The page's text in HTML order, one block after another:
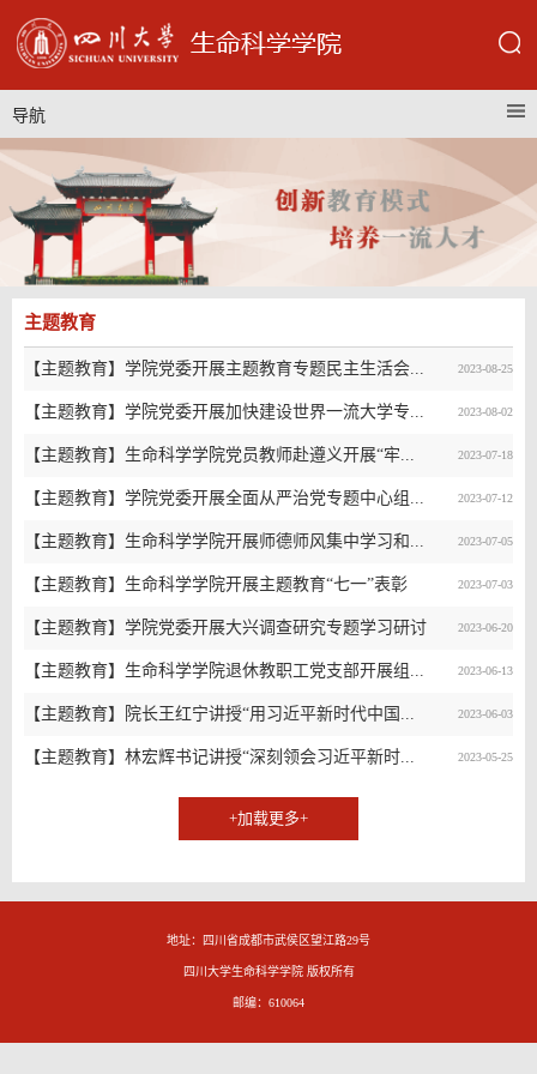
导航
主题教育
2023-08-25
【主题教育】学院党委开展主题教育专题民主生活会...
2023-08-02
【主题教育】学院党委开展加快建设世界一流大学专...
2023-07-18
【主题教育】生命科学学院党员教师赴遵义开展“牢...
2023-07-12
【主题教育】学院党委开展全面从严治党专题中心组...
2023-07-05
【主题教育】生命科学学院开展师德师风集中学习和...
2023-07-03
【主题教育】生命科学学院开展主题教育“七一”表彰
2023-06-20
【主题教育】学院党委开展大兴调查研究专题学习研讨
2023-06-13
【主题教育】生命科学学院退休教职工党支部开展组...
2023-06-03
【主题教育】院长王红宁讲授“用习近平新时代中国...
2023-05-25
【主题教育】林宏辉书记讲授“深刻领会习近平新时...
+加载更多+
地址：四川省成都市武侯区望江路29号
四川大学生命科学学院 版权所有
邮编：610064